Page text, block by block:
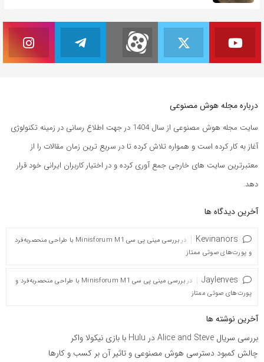
درباره مجله هوش مصنوعی
سایت مجله هوش مصنوعی از سال 1404 در جهت اطلاع رسانی در زمینه تکنولوژی
آغاز به کار کرده است و همواره تلاش کرده تا در سریع ترین زمان مقالات را از
معتبرترین سایت های خارجی جمع آوری کرده و در اختیار کاربران ایرانی خود قرار
دهد.
آخرین دیدگاه ها
Kevinanors در
بررسی مینی پی ‌سی Minisforum M1 با طراحی منحصربه‌فرد
و پورت‌های صوتی ممتاز
Jaylenves در
بررسی مینی پی ‌سی Minisforum M1 با طراحی منحصربه‌فرد و
پورت‌های صوتی ممتاز
آخرین نوشته ها
بررسی سریال Alice and Steve در Hulu با بازی نیکولا واکر
چالش کمبود دسترسی هوش مصنوعی و تاثیر آن بر کسب و کارها